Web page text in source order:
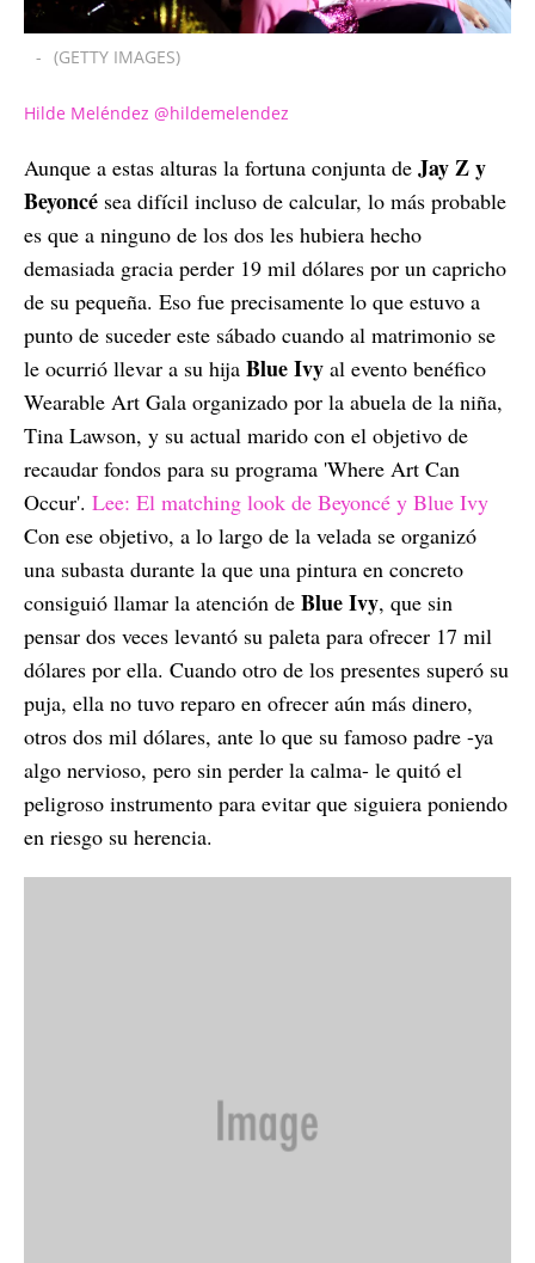
- (GETTY IMAGES)
Hilde Meléndez @hildemelendez
Aunque a estas alturas la fortuna conjunta de Jay Z y
Beyoncé sea difícil incluso de calcular, lo más probable
es que a ninguno de los dos les hubiera hecho
demasiada gracia perder 19 mil dólares por un capricho
de su pequeña. Eso fue precisamente lo que estuvo a
punto de suceder este sábado cuando al matrimonio se
le ocurrió llevar a su hija Blue Ivy al evento benéfico
Wearable Art Gala organizado por la abuela de la niña,
Tina Lawson, y su actual marido con el objetivo de
recaudar fondos para su programa 'Where Art Can
Occur'. Lee: El matching look de Beyoncé y Blue Ivy
Con ese objetivo, a lo largo de la velada se organizó
una subasta durante la que una pintura en concreto
consiguió llamar la atención de Blue Ivy, que sin
pensar dos veces levantó su paleta para ofrecer 17 mil
dólares por ella. Cuando otro de los presentes superó su
puja, ella no tuvo reparo en ofrecer aún más dinero,
otros dos mil dólares, ante lo que su famoso padre -ya
algo nervioso, pero sin perder la calma- le quitó el
peligroso instrumento para evitar que siguiera poniendo
en riesgo su herencia.